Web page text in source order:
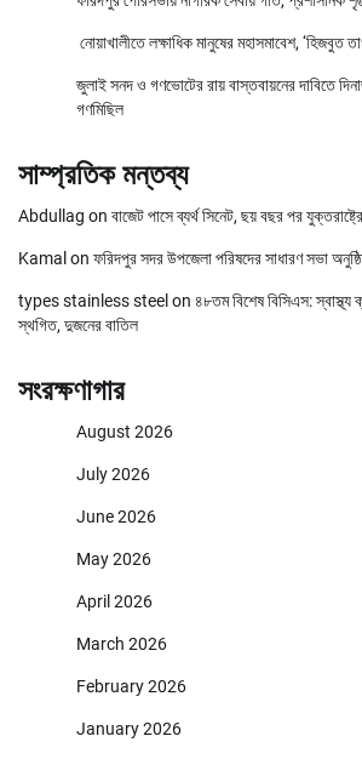
নোয়াখালীতে লক্ষাধিক মানুষের মহাসমাবেশ, ‘হিজবুত
জুলাই সনদ ও গণভোটের রায় বাস্তবায়নের দাবিতে
গণমিছিল
সাম্প্রতিক মন্তব্য
Abdullag on বাজেট পাসে ব্যর্থ সিনেট, ছয় বছর পর
Kamal on ফরিদপুর সদর উপজেলা পরিষদের সাধারণ সভা
types stainless steel on ৪৮তম বিশেষ বিসিএস: স্বাস্থ্য
স্থগিত, দুজনের বাতিল
সংরক্ষণাগার
August 2026
July 2026
June 2026
May 2026
April 2026
March 2026
February 2026
January 2026